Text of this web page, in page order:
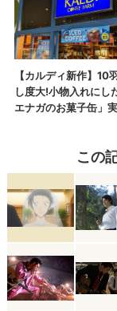
この